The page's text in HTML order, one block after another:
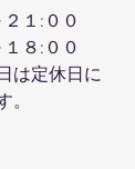
１:００
:００
定休日に